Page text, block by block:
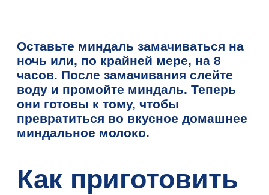
Оставьте миндаль замачиваться на
ночь или, по крайней мере, на 8
часов. После замачивания слейте
воду и промойте миндаль. Теперь
они готовы к тому, чтобы
превратиться во вкусное домашнее
миндальное молоко.
Как приготовить